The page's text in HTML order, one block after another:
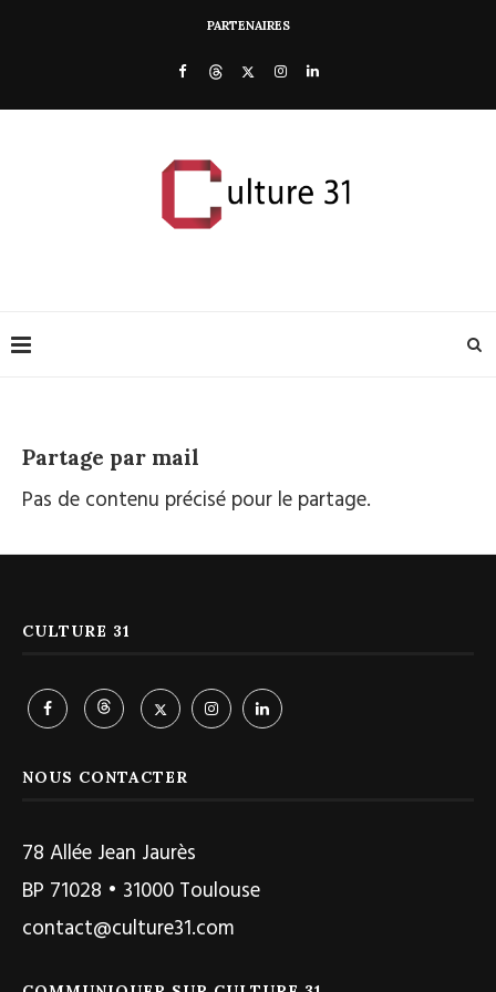
PARTENAIRES
Partage par mail
Pas de contenu précisé pour le partage.
CULTURE 31
NOUS CONTACTER
78 Allée Jean Jaurès
BP 71028 • 31000 Toulouse
contact@culture31.com